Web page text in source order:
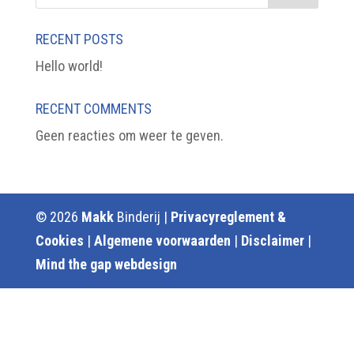
RECENT POSTS
Hello world!
RECENT COMMENTS
Geen reacties om weer te geven.
© 2026 MakkBinderij | Privacyreglement &
Cookies | Algemene voorwaarden | Disclaimer|
Mind the gap webdesign